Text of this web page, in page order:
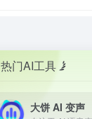
热门AI工具
大饼 AI 变声